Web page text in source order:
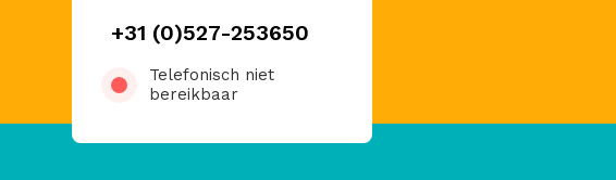
+31 (0)527-253650
Telefonisch niet
bereikbaar